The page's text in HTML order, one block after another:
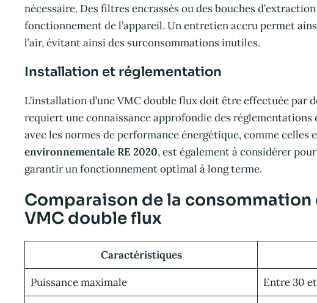
nécessaire. Des filtres encrassés ou des bouches
fonctionnement de l’appareil. Un entretien accru permet
l’air, évitant ainsi des surconsommations inutiles.
Installation et réglementation
L’installation d’une VMC double flux doit être effectuée par
requiert une connaissance approfondie des réglementations
avec les normes de performance énergétique, comme celles
environnementale RE 2020, est également à considérer
garantir un fonctionnement optimal à long terme.
Comparaison de la consommation
VMC double flux
Caractéristiques
Puissance maximale Entre 30